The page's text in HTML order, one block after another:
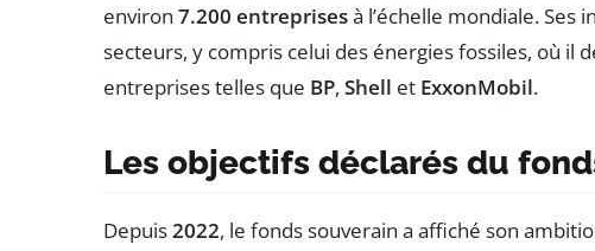
environ 7.200 entreprisesà l’échelle mondiale.
secteurs, y compris celui des énergies fossiles, où il
entreprises telles que BP, Shell et ExxonMobil.
Les objectifs déclarés du
Depuis2022, le fonds souverain a affiché son